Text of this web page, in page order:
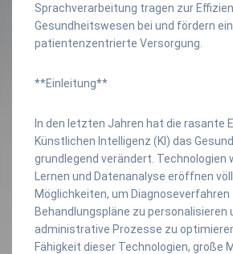
Sprachverarbeitung tragen zur
Gesundheitswesen bei und fördern
patientenzentrierte Versorgung.
**Einleitung**
In den letzten Jahren hat die rasante
Künstlichen Intelligenz (KI) das
grundlegend verändert. Technologien
Lernen und Datenanalyse eröffnen
Möglichkeiten, um Diagnoseverfahren
Behandlungspläne zu personalisieren
administrative Prozesse zu
Fähigkeit dieser Technologien, große